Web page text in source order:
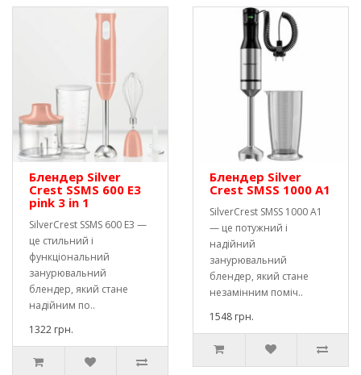
Блендер Silver
Crest SSMS 600 E3
pink 3 in 1
SilverCrest SSMS 600 E3 —
це стильний і
функціональний
занурювальний
блендер, який стане
надійним по..
1322 грн.
Блендер Silver
Crest SMSS 1000 A1
SilverCrest SMSS 1000 A1
— це потужний і
надійний
занурювальний
блендер, який стане
незамінним поміч..
1548 грн.